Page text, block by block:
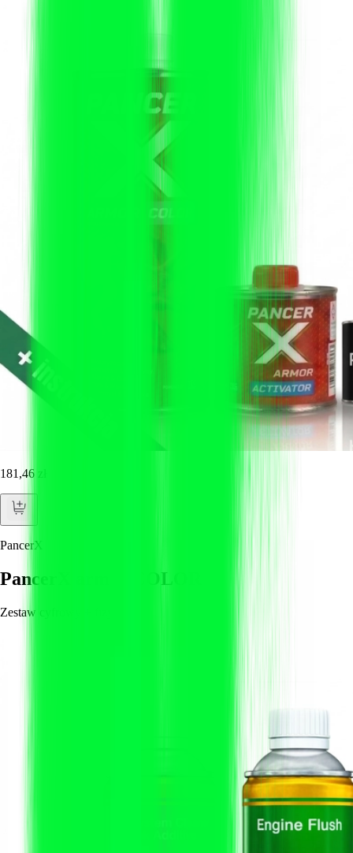
181,46 zł
PancerX
PancerX armor COLOR
Zestaw cyfrowy + fizyczny